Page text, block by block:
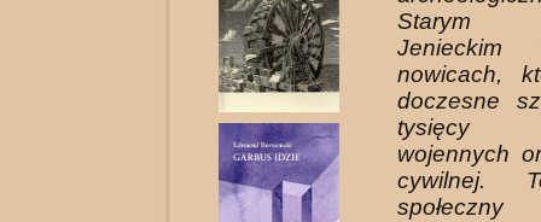
Starym
nowicach,
doczesne
tysięcy
wojennych
cywilnej.